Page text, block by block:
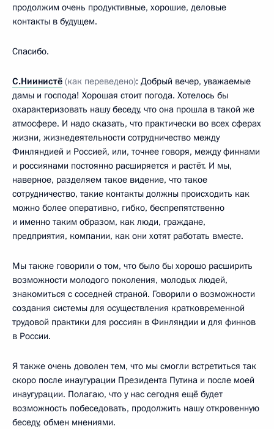
продолжим очень продуктивные, хорошие, деловые
контакты в будущем.
Спасибо.
С.Ниинистё (как переведено): Добрый вечер, уважаемые
дамы и господа! Хорошая стоит погода. Хотелось бы
охарактеризовать нашу беседу, что она прошла в такой же
атмосфере. И надо сказать, что практически во всех сферах
жизни, жизнедеятельности сотрудничество между
Финляндией и Россией, или, точнее говоря, между финнами
и россиянами постоянно расширяется и растёт. И мы,
наверное, разделяем такое видение, что такое
сотрудничество, такие контакты должны происходить как
можно более оперативно, гибко, беспрепятственно
и именно таким образом, как люди, граждане,
предприятия, компании, как они хотят работать вместе.
Мы также говорили о том, что было бы хорошо расширить
возможности молодого поколения, молодых людей,
знакомиться с соседней страной. Говорили о возможности
создания системы для осуществления кратковременной
трудовой практики для россиян в Финляндии и для финнов
в России.
Я также очень доволен тем, что мы смогли встретиться так
скоро после инаугурации Президента Путина и после моей
инаугурации. Полагаю, что у нас сегодня ещё будет
возможность побеседовать, продолжить нашу откровенную
беседу, обмен мнениями.